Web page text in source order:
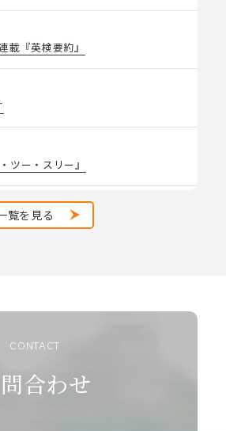
clarivate.com/ja/)主催の無料
～』が4月23日(木)オンラインで開
山裕木子は、14時より30分ほど英
ていただきます。後日録画のご提
をお待ち申し上げます。 こちらよ
します。
知らせ★
作文50日マラソン』】
著
英作文50日マラソン』】
ムウェビナー『AI時代の米国向け
載『英検要約』
ツー・スリー』
のマインドセット
覧を見る
CONTACT
合わせ